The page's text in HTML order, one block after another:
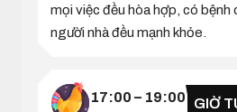
mọi việc đều hòa hợp, có bệnh
người nhà đều mạnh khỏe.
17:00 – 19:00 GIỜ